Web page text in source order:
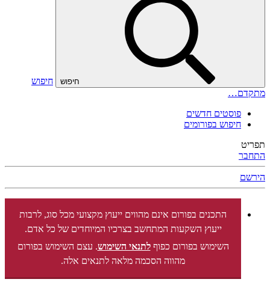
חיפוש
חיפוש
מתקדם…
פוסטים חדשים
חיפוש בפורומים
תפריט
התחבר
הירשם
התכנים בפורום אינם מהווים ייעוץ מקצועי מכל סוג, לרבות
ייעוץ השקעות המתחשב בצרכיו המיוחדים של כל אדם.
השימוש בפורום כפוףלתנאי השימוש. עצם השימוש בפורום
מהווה הסכמה מלאה לתנאים אלה.